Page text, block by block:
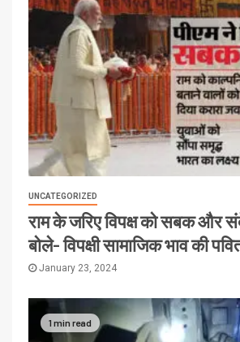
UNCATEGORIZED
राम के जरिए विपक्ष को सबक और
बोले- विपक्षी सामाजिक भाव की
January 23, 2024
1 min read